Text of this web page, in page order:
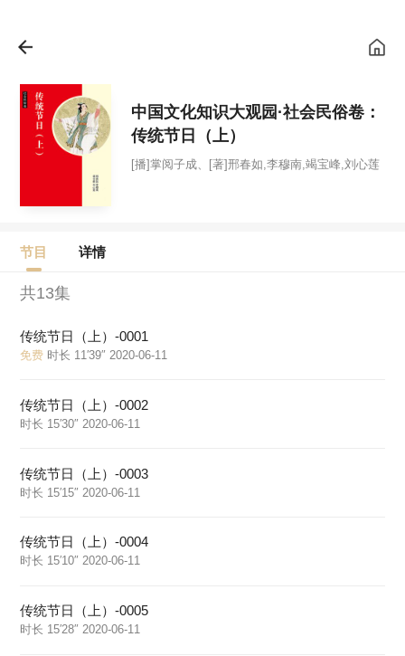
中国文化知识大观园·社会民俗卷：
传统节日（上）
[播]掌阅子成、[著]邢春如,李穆南,竭宝峰,刘心莲
节目 详情
共13集
传统节日（上）-0001
免费 时长 11′39″ 2020-06-11
传统节日（上）-0002
时长 15′30″ 2020-06-11
传统节日（上）-0003
时长 15′15″ 2020-06-11
传统节日（上）-0004
时长 15′10″ 2020-06-11
传统节日（上）-0005
时长 15′28″ 2020-06-11